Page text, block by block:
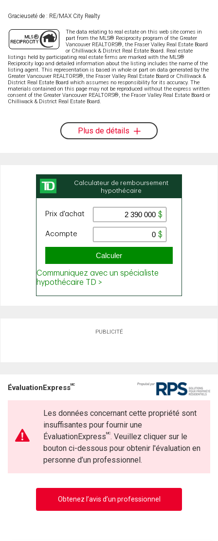
Gracieuseté de : RE/MAX City Realty
The data relating to real estate on this web site comes in
part from the MLS® Reciprocity program of the Greater
Vancouver REALTORS®, the Fraser Valley Real Estate Board
or Chilliwack & District Real Estate Board. Real estate
listings held by participating real estate firms are marked with the MLS®
Reciprocity logo and detailed information about the listing includes the name of the
listing agent. This representation is based in whole or part on data generated by the
Greater Vancouver REALTORS®, the Fraser Valley Real Estate Board or Chilliwack &
District Real Estate Board which assumes no responsibility for its accuracy. The
materials contained on this page may not be reproduced without the express written
consent of the Greater Vancouver REALTORS®, the Fraser Valley Real Estate Board or
Chilliwack & District Real Estate Board.
Plus de détails
PUBLICITÉ
ÉvaluationExpressMC
Les données concernant cette propriété sont
insuffisantes pour fournir une
ÉvaluationExpressMC. Veuillez cliquer sur le
bouton ci-dessous pour obtenir l'évaluation en
personne d’un professionnel.
Obtenez l’avis d’un professionnel